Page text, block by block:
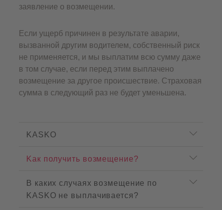
заявление о возмещении.
Если ущерб причинен в результате аварии,
вызванной другим водителем, собственный риск
не применяется, и мы выплатим всю сумму даже
в том случае, если перед этим выплачено
возмещение за другое происшествие. Страховая
сумма в следующий раз не будет уменьшена.
KASKO
Kак получить возмещение?
В каких случаях возмещение по
KASKO не выплачивается?